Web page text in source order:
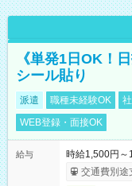
《単発1日OK！
シール貼り
派遣 職種未経験OK
WEB登録・面接OK
給与
時給1,500円～
交通費別途